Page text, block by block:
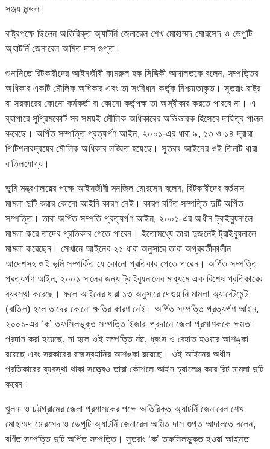
সঞ্জয় মন্ডল।
রাষ্ট্রপক্ষে ছিলেন অতিরিক্ত অ্যাটর্নি জেনারেল শেখ মোহাম্মদ মোরসেদ ও ডেপুটি
অ্যাটর্নি জেনারেল অমিত দাস গুপ্ত।
শুনানিতে রিটকারীদের আইনজীবী কামরুল হক সিদ্দিকী আদালতকে বলেন, সম্পত্তির
অধিকার একটি মৌলিক অধিকার এবং তা সংবিধান কর্তৃক নিশ্চয়তাকৃত। সুতরাং রাষ্ট্র
বা সরকারের কোনো কর্মকর্তা বা কোনো কর্তৃপক্ষ তা অস্বীকার করতে পারবে না। এ
ব্যাপারে সুপ্রিমকোর্ট সব সময়ই মৌলিক অধিকারের অভিভাবক হিসেবে দায়িত্ব পালন
করেছে। অর্পিত সম্পত্তি প্রত্যর্পণ আইন, ২০০১-এর ধারা ৯, ১৩ ও ১৪ দ্বারা
পিটিশনারদ্বয়ের মৌলিক অধিকার লঙ্ঘিত হয়েছে। সুতরাং আইনের ওই তিনটি ধারা
বাতিলযোগ্য।
ভূমি মন্ত্রণালয়ের পক্ষে আইনজীবী মনজিল মোরসেদ বলেন, রিটকারীদের বর্তমান
মামলা দুটি করার কোনো আইনি কারণ নেই। কারণ বর্ণিত সম্পত্তি দুটি অর্পিত
সম্পত্তি। তারা অর্পিত সম্পতি প্রত্যর্পণ আইন, ২০০১-এর অধীন ট্রাইব্যুনালে
মামলা করে তাদের প্রতিকার পেতে পারেন। ইতোমধ্যে তারা দুজনেই ট্রাইব্যুনালে
মামলা করেছেন। সেখানে আইনের ২৫ ধারা অনুসারে তারা অগ্রবর্তীকালীন
আদেশসহ ওই ভূমি সম্পর্কিত যে কোনো প্রতিকার পেতে পারেন। অর্পিত সম্পত্তি
প্রত্যর্পণ আইন, ২০০১ সালের জন্য ট্রাইব্যুনালের মাধ্যমে এক বিশেষ প্রতিকারের
ব্যবস্থা করেছে। ফলে আইনের ধারা ১৩ অনুসারে দেওয়ানি মামলা অ্যাবেটমেন্ট
(বাতিল) হলে তাদের কোনো ক্ষতির কারণ নেই। অর্পিত সম্পত্তি প্রত্যর্পণ আইন,
২০০১-এর ‘ক’ তফসিলভুক্ত সম্পত্তি ইজারা প্রদানে জেলা প্রসাশককে ক্ষমতা
প্রদান করা হয়েছে, না হলে ওই সম্পত্তি নষ্ট, ধ্বংস ও বেহাত হওয়ার আশঙ্কা
রয়েছে এবং সরকারের রাজস্বহানির আশঙ্কা রয়েছে। ওই আইনের অধীন
প্রতিকারের ব্যবস্থা থাকা সত্ত্বেও তারা কৌশলে আইন চ্যালেঞ্জ করে রিট মামলা দুটি
করেন।
খুলনা ও চট্টগ্রামের জেলা প্রশাসকের পক্ষে অতিরিক্ত অ্যাটর্নি জেনারেল শেখ
মোহাম্মদ মোরসেদ ও ডেপুটি অ্যাটর্নি জেনারেল অমিত দাস গুপ্ত আদালতে বলেন,
বর্ণিত সম্পত্তি দুটি অর্পিত সম্পত্তি। সুতরাং ‘ক’ তফসিলভুক্ত হওয়া আইনত